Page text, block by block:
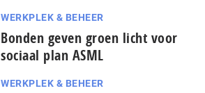
WERKPLEK & BEHEER
Bonden geven groen licht voor
sociaal plan ASML
WERKPLEK & BEHEER